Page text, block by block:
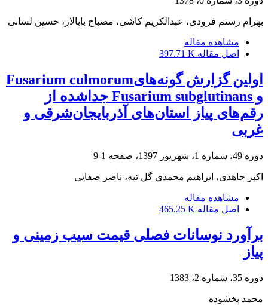
بهرام رستم فرودی، عبدالکریم کاشی، مصباح بابالار، حسین لسانی
مشاهده مقاله
اصل مقاله 397.71 K
اولین گزارش گونه‌هایFusarium culmorum
و Fusarium subglutinans جداشده از
رقم‌های پیاز استان‌های آذربایجان‌شرقی و
غربی
دوره 49، شماره 1، شهریور 1397، صفحه 1-9
اکبر جاهدی، ابراهیم محمدی گل تپه، ناصر صفایی
مشاهده مقاله
اصل مقاله 465.25 K
برآورد نوسانات فصلی قیمت سیب زمینی و
پیاز
دوره 35، شماره 2، 1383
محمد بخشوده